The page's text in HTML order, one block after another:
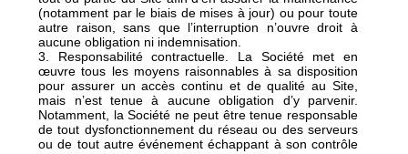
(notamment par le biais de mises à jour) ou pour toute
autre raison, sans que l’interruption n’ouvre droit à
aucune obligation ni indemnisation.
3. Responsabilité contractuelle. La Société met en
œuvre tous les moyens raisonnables à sa disposition
pour assurer un accès continu et de qualité au Site,
mais n’est tenue à aucune obligation d’y parvenir.
Notamment, la Société ne peut être tenue responsable
de tout dysfonctionnement du réseau ou des serveurs
ou de tout autre événement échappant à son contrôle